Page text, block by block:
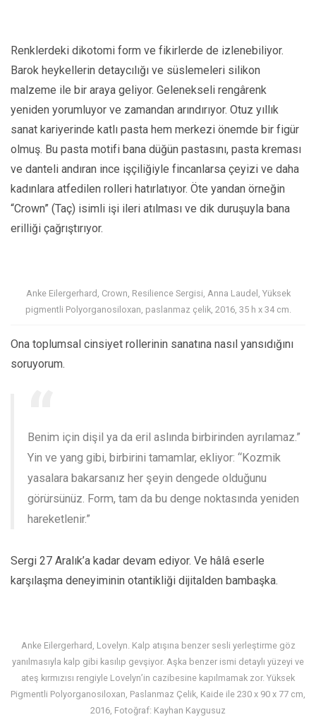
Renklerdeki dikotomi form ve fikirlerde de izlenebiliyor.
Barok heykellerin detaycılığı ve süslemeleri silikon
malzeme ile bir araya geliyor. Gelenekseli rengârenk
yeniden yorumluyor ve zamandan arındırıyor. Otuz yıllık
sanat kariyerinde katlı pasta hem merkezi önemde bir figür
olmuş. Bu pasta motifi bana düğün pastasını, pasta kreması
ve danteli andıran ince işçiliğiyle fincanlarsa çeyizi ve daha
kadınlara atfedilen rolleri hatırlatıyor. Öte yandan örneğin
“Crown” (Taç) isimli işi ileri atılması ve dik duruşuyla bana
erilliği çağrıştırıyor.
Anke Eilergerhard, Crown, Resilience Sergisi, Anna Laudel, Yüksek
pigmentli Polyorganosiloxan, paslanmaz çelik, 2016, 35 h x 34 cm.
Ona toplumsal cinsiyet rollerinin sanatına nasıl yansıdığını
soruyorum.
Benim için dişil ya da eril aslında birbirinden ayrılamaz.”
Yin ve yang gibi, birbirini tamamlar, ekliyor: “Kozmik
yasalara bakarsanız her şeyin dengede olduğunu
görürsünüz. Form, tam da bu denge noktasında yeniden
hareketlenir.”
Sergi 27 Aralık’a kadar devam ediyor. Ve hâlâ eserle
karşılaşma deneyiminin otantikliği dijitalden bambaşka.
Anke Eilergerhard, Lovelyn. Kalp atışına benzer sesli yerleştirme göz
yanılmasıyla kalp gibi kasılıp gevşiyor. Aşka benzer ismi detaylı yüzeyi ve
ateş kırmızısı rengiyle Lovelyn’in cazibesine kapılmamak zor. Yüksek
Pigmentli Polyorganosiloxan, Paslanmaz Çelik, Kaide ile 230 x 90 x 77 cm,
2016, Fotoğraf: Kayhan Kaygusuz